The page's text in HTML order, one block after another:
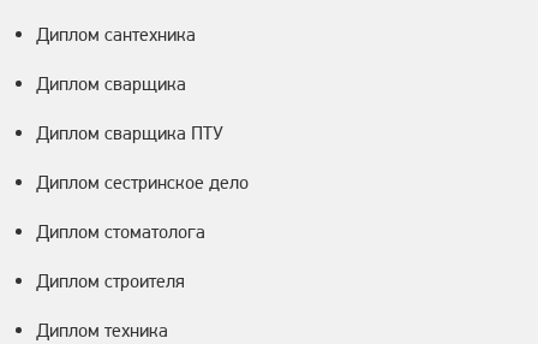
Диплом сантехника
Диплом сварщика
Диплом сварщика ПТУ
Диплом сестринское дело
Диплом стоматолога
Диплом строителя
Диплом техника